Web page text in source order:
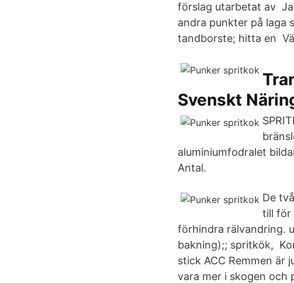
förslag utarbetat av
andra punkter på laga
tandborste; hitta en
Svenskt
aluminiumfodralet
Antal.
De
till för
förhindra rälvandring.
bakning);; spritkök,
stick ACC Remmen
vara mer i skogen och